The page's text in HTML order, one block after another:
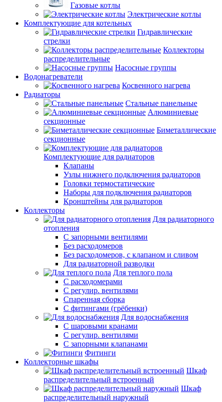
Газовые котлы
Электрические котлы
Комплектующие для котельных
Гидравлические
стрелки
Коллекторы
распределительные
Насосные группы
Водонагреватели
Косвенного нагрева
Радиаторы
Стальные панельные
Алюминиевые
секционные
Биметаллические
секционные
Комплектующие для радиаторов
Клапаны
Узлы нижнего подключения радиаторов
Головки термостатические
Наборы для подключения радиаторов
Кронштейны для радиаторов
Коллекторы
Для радиаторного
отопления
С запорными вентилями
Без расходомеров
Без расходомеров, с клапаном и сливом
Для радиаторной разводки
Для теплого пола
C расходомерами
С регулир. вентилями
Спаренная сборка
С фитингами (грёбенки)
Для водоснабжения
С шаровыми кранами
С регулир. вентилями
С запорными клапанами
Фитинги
Коллекторные шкафы
Шкаф
распределительный встроенный
Шкаф
распределительный наружный